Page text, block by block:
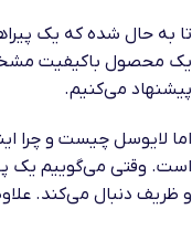
تا به حال شده که یک
یک محصول باکیفیت مشخص
پیشنهاد می‌کنیم.
است. وقتی می‌گوییم یک
و ظریف دنبال می‌کند.